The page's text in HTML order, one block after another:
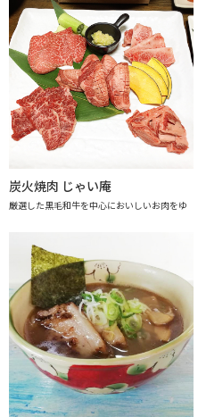
炭火焼肉 じゃい庵
厳選した黒毛和牛を中心においしいお肉をゆ